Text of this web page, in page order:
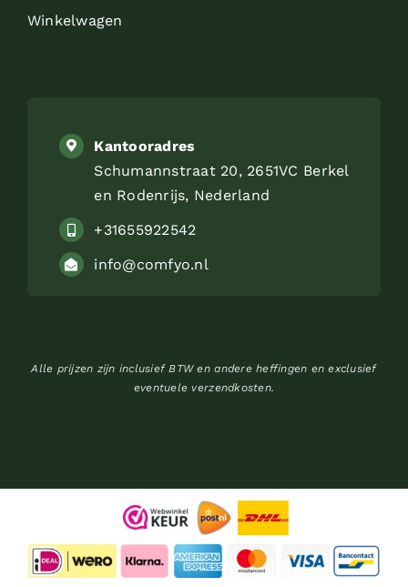
Winkelwagen
Kantooradres
Schumannstraat 20, 2651VC Berkel
en Rodenrijs, Nederland
+31655922542
info@comfyo.nl
Alle prijzen zijn inclusief BTW en andere heffingen en exclusief
eventuele verzendkosten.